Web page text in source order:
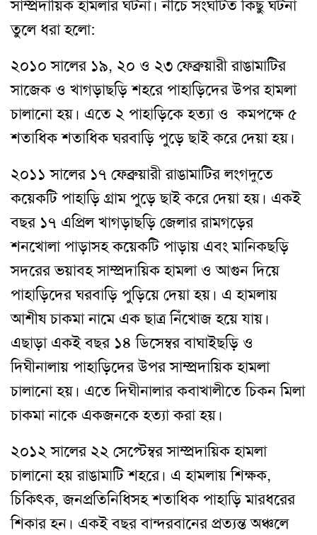
সাম্প্রদায়িক হামলার ঘটনা। নীচে সংঘটিত কিছু ঘটনা
তুলে ধরা হলো:
২০১০ সালের ১৯, ২০ ও ২৩ ফেব্রুয়ারী রাঙামাটির
সাজেক ও খাগড়াছড়ি শহরে পাহাড়িদের উপর হামলা
চালানো হয়। এতে ২ পাহাড়িকে হত্যা ও কমপক্ষে ৫
শতাধিক শতাধিক ঘরবাড়ি পুড়ে ছাই করে দেয়া হয়।
২০১১ সালের ১৭ ফেব্রুয়ারী রাঙামাটির লংগদুতে
কয়েকটি পাহাড়ি গ্রাম পুড়ে ছাই করে দেয়া হয়। একই
বছর ১৭ এপ্রিল খাগড়াছড়ি জেলার রামগড়ের
শনখোলা পাড়াসহ কয়েকটি পাড়ায় এবং মানিকছড়ি
সদরের ভয়াবহ সাম্প্রদায়িক হামলা ও আগুন দিয়ে
পাহাড়িদের ঘরবাড়ি পুড়িয়ে দেয়া হয়। এ হামলায়
আশীষ চাকমা নামে এক ছাত্র নিঁখোজ হয়ে যায়।
এছাড়া একই বছর ১৪ ডিসেম্বর বাঘাইছড়ি ও
দিঘীনালায় পাহাড়িদের উপর সাম্প্রদায়িক হামলা
চালানো হয়। এতে দিঘীনালার কবাখালীতে চিকন মিলা
চাকমা নাকে একজনকে হত্যা করা হয়।
২০১২ সালের ২২ সেপ্টেম্বর সাম্প্রদায়িক হামলা
চালানো হয় রাঙামাটি শহরে। এ হামলায় শিক্ষক,
চিকিৎক, জনপ্রতিনিধিসহ শতাধিক পাহাড়ি মারধরের
শিকার হন। একই বছর বান্দরবানের প্রত্যন্ত অঞ্চলে